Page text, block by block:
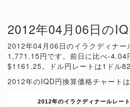
2012年04月06日の
2012年04月06日のイラクディナー
1,771.15円です。前日に比べ-4.04
$1161.25。ドル円レートは1ドル
2012年のIQD円換算価格チャートは
2012年のイラクディナールレート